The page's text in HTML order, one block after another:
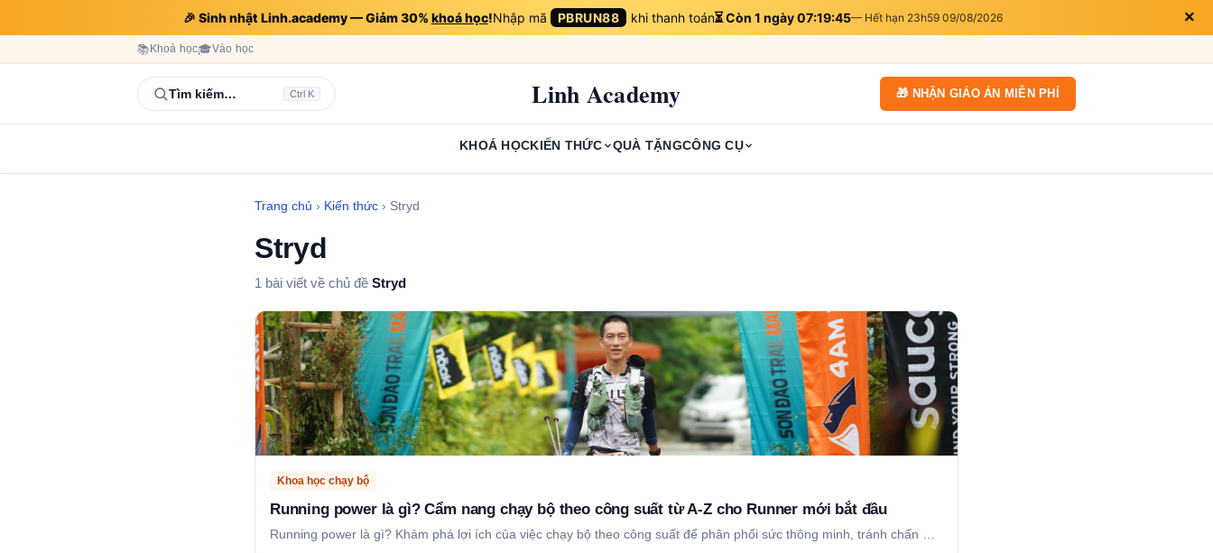
🎉 Sinh nhật Linh.academy — Giảm 30% khoá học!Nhập mã PBRUN88 khi thanh toán⏳ Còn 1 ngày 07:19:45— Hết hạn 23h59 09/08/2026 ×
📚 Khoá học🎓Vào học
Tìm kiếm… Ctrl K Linh Academy 🎁 NHẬN GIÁO ÁN MIỄN PHÍ
KHOÁ HỌCKIẾN THỨC QUÀ TẶNGCÔNG CỤ
Trang chủ › Kiến thức › Stryd
Stryd
1 bài viết về chủ đề Stryd
Khoa học chạy bộ
Running power là gì? Cẩm nang chạy bộ theo công suất từ A-Z cho Runner mới bắt đầu
Running power là gì? Khám phá lợi ích của việc chạy bộ theo công suất để phân phối sức thông minh, tránh chấn …